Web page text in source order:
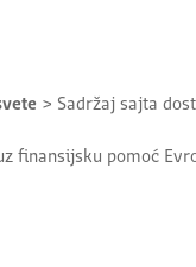
> Sadržaj sajta
finansijsku pomoć